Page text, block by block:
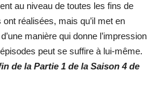
au niveau de toutes les fins de
réalisées, mais qu’il met en
manière qui donne l’impression
peut se suffire à lui-même.
de la Partie 1 de la Saison 4 de